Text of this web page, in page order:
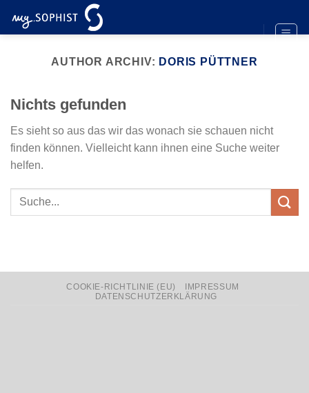
Inhalt
AUTHOR ARCHIV: DORIS PÜTTNER
Nichts gefunden
Es sieht so aus das wir das wonach sie schauen nicht
finden können. Vielleicht kann ihnen eine Suche weiter
helfen.
COOKIE-RICHTLINIE (EU)
IMPRESSUM
DATENSCHUTZERKLÄRUNG